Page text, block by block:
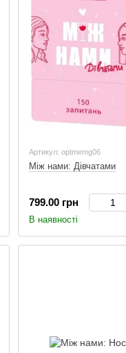
Артикул: optmemg06
Між нами: Дівчатами
799.00 грн
В наявності